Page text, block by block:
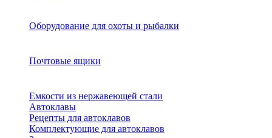
Оборудование для охоты и рыбалки
Почтовые ящики
Емкости из нержавеющей стали
Автоклавы
Рецепты для автоклавов
Комплектующие для автоклавов